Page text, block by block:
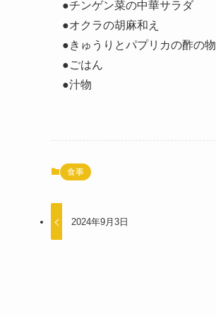
●チンゲン菜の中華サラダ
●オクラの胡麻和え
●きゅうりとパプリカの酢の物
●ごはん
●汁物
食事
2024年9月3日